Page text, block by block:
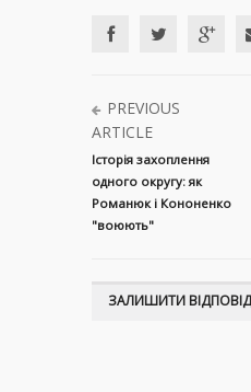
PREVIOUS
ARTICLE
Історія захоплення
одного округу: як
Романюк і Кононенко
"воюють"
ЗАЛИШИТИ